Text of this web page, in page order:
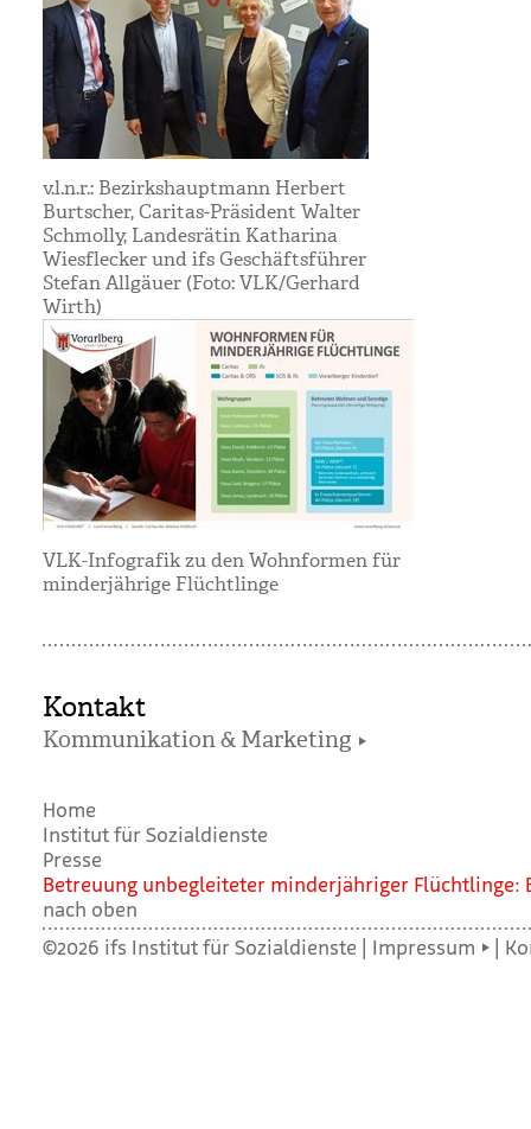
v.l.n.r.: Bezirkshauptmann Herbert
Burtscher, Caritas-Präsident Walter
Schmolly, Landesrätin Katharina
Wiesflecker und ifs Geschäftsführer
Stefan Allgäuer (Foto: VLK/Gerhard
Wirth)
VLK-Infografik zu den Wohnformen für
minderjährige Flüchtlinge
Kontakt
Kommunikation & Marketing
Home
Institut für Sozialdienste
Presse
Betreu­ung unbe­glei­te­ter min­der­jäh­ri­ger Flücht­linge:
nach oben
©2026 ifs Institut für Sozialdienste | Impressum